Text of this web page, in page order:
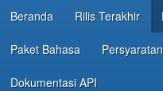
REFERENSI DEVELOPER
Beranda Rilis Terakhir
Paket Bahasa
Dokumentasi API